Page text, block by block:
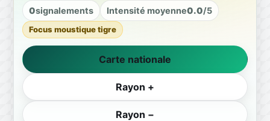
0signalements Intensité moyenne0.0/5
Focus moustique tigre
Carte nationale
Rayon +
Rayon −